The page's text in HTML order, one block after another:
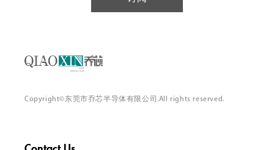
Copyright©东莞市乔芯半导体有限公司.All rights reserved.
Contact Us